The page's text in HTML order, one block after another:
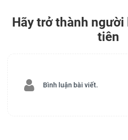
Hãy trở thành
tiên
Bình luận bài viết.